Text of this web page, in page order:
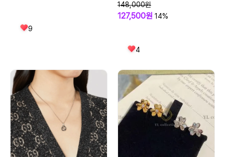
9
148,000원
127,500원 14%
4